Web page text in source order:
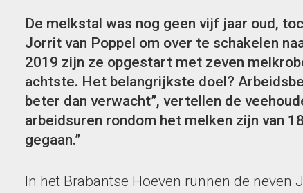
De melkstal was nog geen vijf jaar oud,
Jorrit van Poppel om over te schakelen
2019 zijn ze opgestart met zeven
achtste. Het belangrijkste doel?
beter dan verwacht”, vertellen de
arbeidsuren rondom het melken zijn van
gegaan.”
In het Brabantse Hoeven runnen de neven